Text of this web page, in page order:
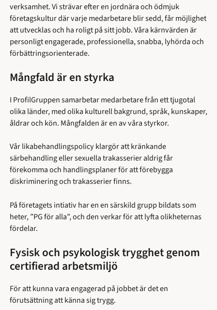
verksamhet. Vi strävar efter en jordnära och ödmjuk
företagskultur där varje medarbetare blir sedd, får möjlighet
att utvecklas och ha roligt på sitt jobb. Våra kärnvärden är
personligt engagerade, professionella, snabba, lyhörda och
förbättringsorienterade.
Mångfald är en styrka
I ProfilGruppen samarbetar medarbetare från ett tjugotal
olika länder, med olika kulturell bakgrund, språk, kunskaper,
åldrar och kön. Mångfalden är en av våra styrkor.
Vår likabehandlingspolicy klargör att kränkande
särbehandling eller sexuella trakasserier aldrig får
förekomma och handlingsplaner för att förebygga
diskriminering och trakasserier finns.
På företagets intiativ har en en särskild grupp bildats som
heter, ”PG för alla”, och den verkar för att lyfta olikheternas
fördelar.
Fysisk och psykologisk trygghet genom
certifierad arbetsmiljö
För att kunna vara engagerad på jobbet är det en
förutsättning att känna sig trygg.